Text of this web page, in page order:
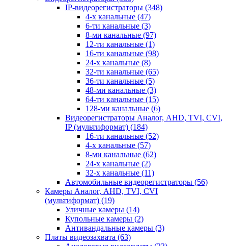
IP-видеорегистраторы (348)
4-х канальные (47)
6-ти канальные (3)
8-ми канальные (97)
12-ти канальные (1)
16-ти канальные (98)
24-х канальные (8)
32-ти канальные (65)
36-ти канальные (5)
48-ми канальные (3)
64-ти канальные (15)
128-ми канальные (6)
Видеорегистраторы Аналог, AHD, TVI, CVI,
IP (мультиформат) (184)
16-ти канальные (52)
4-х канальные (57)
8-ми канальные (62)
24-х канальные (2)
32-х канальные (11)
Автомобильные видеорегистраторы (56)
Камеры Аналог, AHD, TVI, CVI
(мультиформат) (19)
Уличные камеры (14)
Купольные камеры (2)
Антивандальные камеры (3)
Платы видеозахвата (63)